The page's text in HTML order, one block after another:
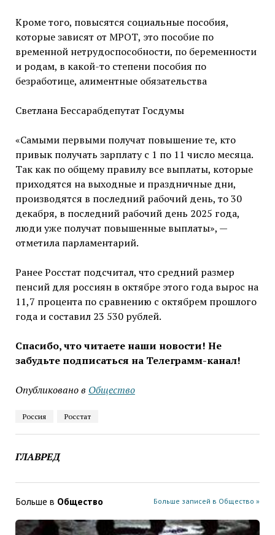
Кроме того, повысятся социальные пособия,
которые зависят от МРОТ, это пособие по
временной нетрудоспособности, по беременности
и родам, в какой-то степени пособия по
безработице, алиментные обязательства
Светлана Бессарабдепутат Госдумы
«Самыми первыми получат повышение те, кто
привык получать зарплату с 1 по 11 число месяца.
Так как по общему правилу все выплаты, которые
приходятся на выходные и праздничные дни,
производятся в последний рабочий день, то 30
декабря, в последний рабочий день 2025 года,
люди уже получат повышенные выплаты», —
отметила парламентарий.
Ранее Росстат подсчитал, что средний размер
пенсий для россиян в октябре этого года вырос на
11,7 процента по сравнению с октябрем прошлого
года и составил 23 530 рублей.
Спасибо, что читаете наши новости! Не
забудьте подписаться на Телеграмм-канал!
Опубликовано в Общество
Россия Росстат
ГЛАВРЕД
Больше в Общество Больше записей в Общество »